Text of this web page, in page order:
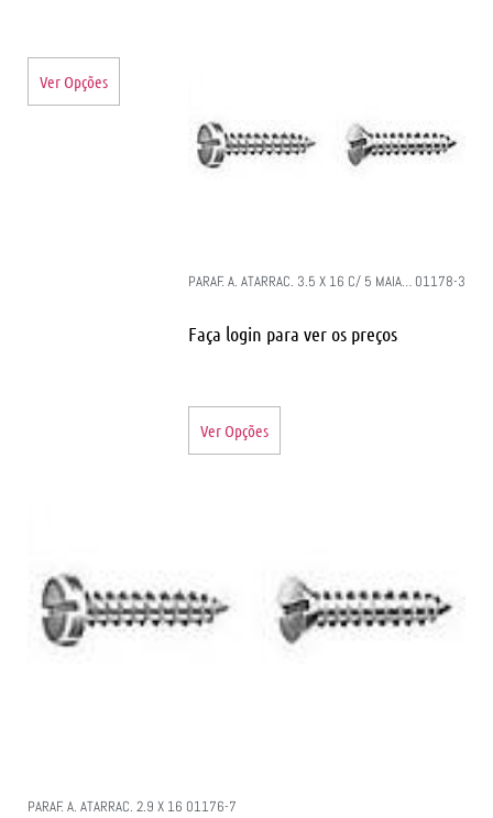
Ver Opções
PARAF. A. ATARRAC. 3.5 X 16 C/ 5 MAIA… 01178-3
Faça login para ver os preços
Ver Opções
PARAF. A. ATARRAC. 2.9 X 16 01176-7